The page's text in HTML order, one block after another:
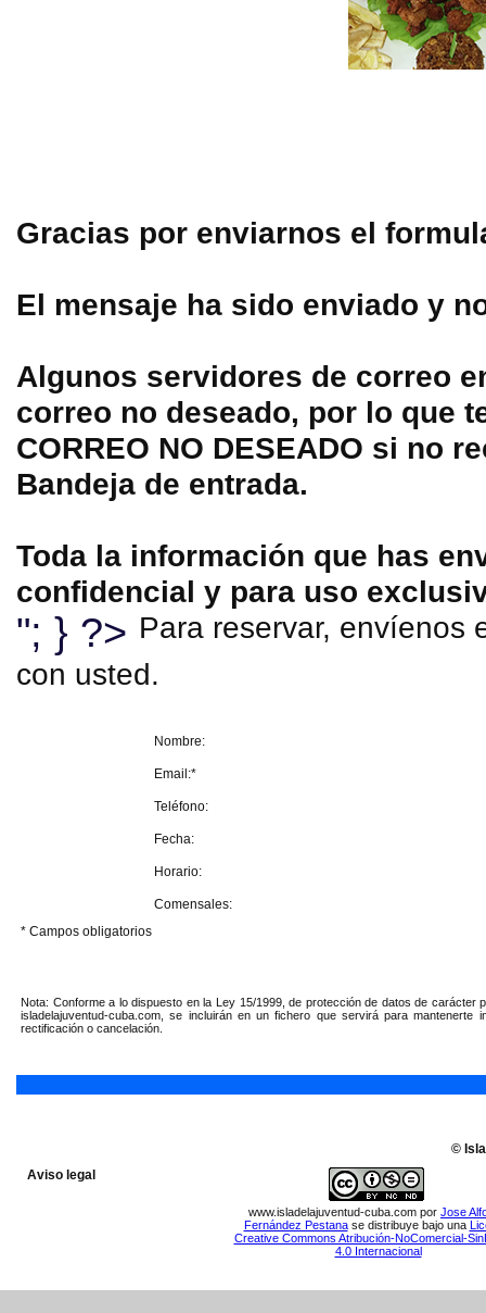
Gracias por enviarnos el
El mensaje ha sido enviado y
Algunos servidores de correo
correo no deseado, por lo que
CORREO NO DESEADO si no
Bandeja de entrada.
Toda la información que has
confidencial y para uso
"; } ?> Para reservar, envíenos
con usted.
Nombre:
Email:*
Teléfono:
Fecha:
Horario:
Comensales:
* Campos obligatorios
Nota: Conforme a lo dispuesto en la Ley 15/1999, de protección de datos de
isladelajuventud-cuba.com, se incluirán en un fichero que servirá para
rectificación o cancelación.
©
Aviso legal
www.isladelajuventud-cuba.com por Jose
Fernández Pestanase distribuye bajo una
Creative Commons Atribución-NoComercial-
4.0 Internacional